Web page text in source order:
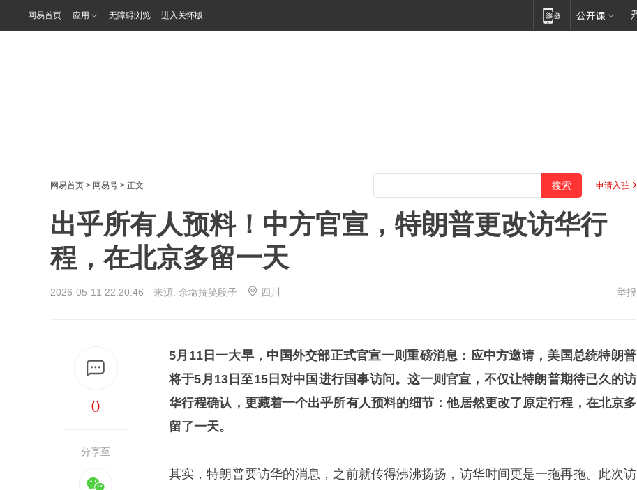
网易首页 应用 无障碍浏览 进入关怀版
网易首页 > 网易号 > 正文 申请入驻
出乎所有人预料！中方官宣，特朗普更改访华行
程，在北京多留一天
2026-05-11 22:20:46 来源: 余塩搞笑段子 四川 举报
0
分享至
5月11日一大早，中国外交部正式官宣一则重磅消息：应中方邀请，美国总统特朗普
将于5月13日至15日对中国进行国事访问。这一则官宣，不仅让特朗普期待已久的访
华行程确认，更藏着一个出乎所有人预料的细节：他居然更改了原定行程，在北京多
留了一天。
其实，特朗普要访华的消息，之前就传得沸沸扬扬，访华时间更是一拖再拖。此次访